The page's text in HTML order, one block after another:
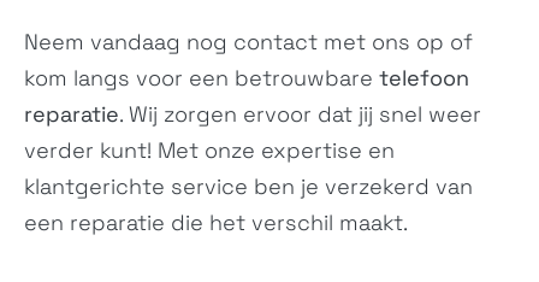
ASUS_I003D, ZS661KS,...
ROG Phone II
ZS660KL
Neem vandaag nog contactmet ons op of
kom langs voor een betrouwbare telefoon
reparatie. Wij zorgen ervoor dat jij snel weer
verder kunt! Met onze expertise en
klantgerichte service ben je verzekerd van
een reparatie die het verschil maakt.